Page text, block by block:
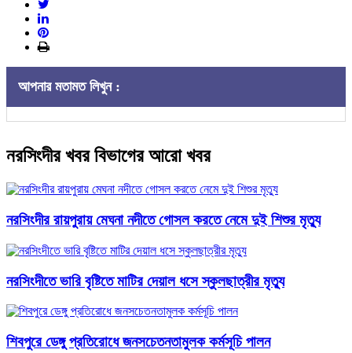
আপনার মতামত লিখুন :
নরসিংদীর খবর বিভাগের আরো খবর
নরসিংদীর রায়পুরায় মেঘনা নদীতে গোসল করতে নেমে দুই শিশুর মৃত্যু
নরসিংদীতে ভারি বৃষ্টিতে মাটির দেয়াল ধসে স্কুলছাত্রীর মৃত্যু
শিবপুরে ডেঙ্গু প্রতিরোধে জনসচেতনতামুলক কর্মসূচি পালন